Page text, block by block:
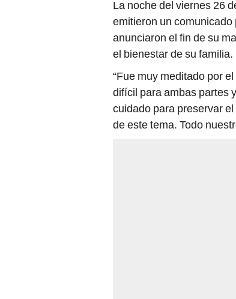
emitieron un comunicado
anunciaron el fin de su
el bienestar de su familia.
difícil para ambas partes
cuidado para preservar
de este tema. Todo